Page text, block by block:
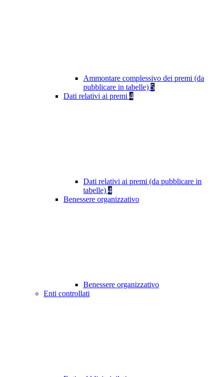
Ammontare complessivo dei premi (da
pubblicare in tabelle) 5
Dati relativi ai premi 4
Dati relativi ai premi (da pubblicare in
tabelle) 4
Benessere organizzativo
Benessere organizzativo
Enti controllati